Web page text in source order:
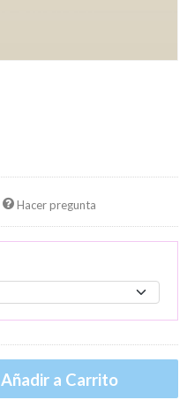
Hacer pregunta
Añadir a Carrito